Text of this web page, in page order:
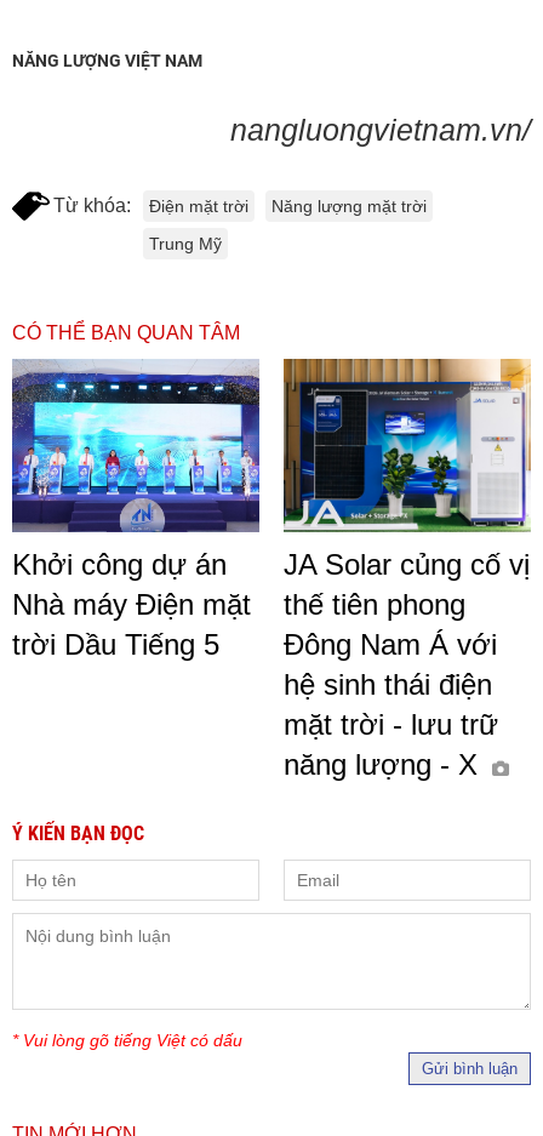
NĂNG LƯỢNG VIỆT NAM
nangluongvietnam.vn/
Từ khóa: Điện mặt trời
Năng lượng mặt trời
Trung Mỹ
CÓ THỂ BẠN QUAN TÂM
Khởi công dự án
Nhà máy Điện mặt
trời Dầu Tiếng 5
JA Solar củng cố vị
thế tiên phong
Đông Nam Á với
hệ sinh thái điện
mặt trời - lưu trữ
năng lượng - X
Ý KIẾN BẠN ĐỌC
* Vui lòng gõ tiếng Việt có dấu
Gửi bình luận